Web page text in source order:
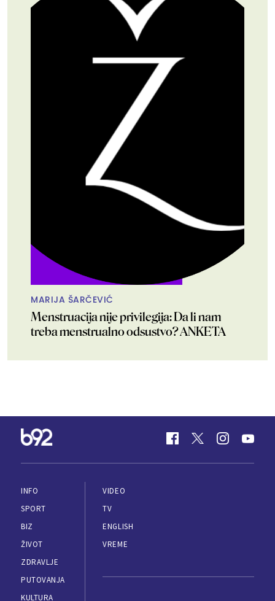
MARIJA ŠARČEVIĆ
Menstruacija nije privilegija: Da li nam
treba menstrualno odsustvo? ANKETA
INFO
SPORT
BIZ
ŽIVOT
ZDRAVLJE
PUTOVANJA
KULTURA
VIDEO
TV
ENGLISH
VREME